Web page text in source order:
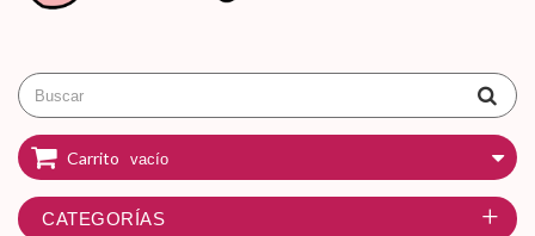
Carrito vacío
CATEGORÍAS